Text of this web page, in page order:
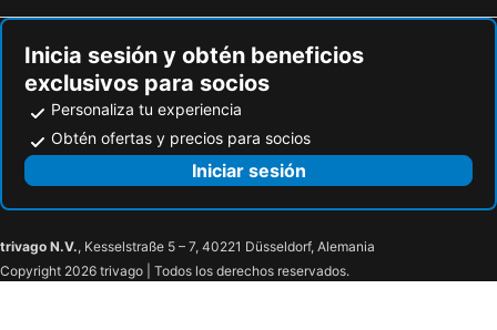
Inicia sesión y obtén beneficios
exclusivos para socios
Personaliza tu experiencia
Obtén ofertas y precios para socios
Iniciar sesión
trivago N.V., Kesselstraße 5 – 7, 40221 Düsseldorf, Alemania
Copyright 2026 trivago | Todos los derechos reservados.